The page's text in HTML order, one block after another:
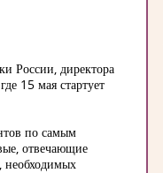
России, директора
15 мая стартует
по самым
отвечающие
необходимых